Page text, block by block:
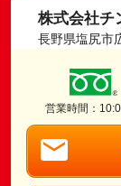
株式会社チ
長野県塩尻市
営業時間：